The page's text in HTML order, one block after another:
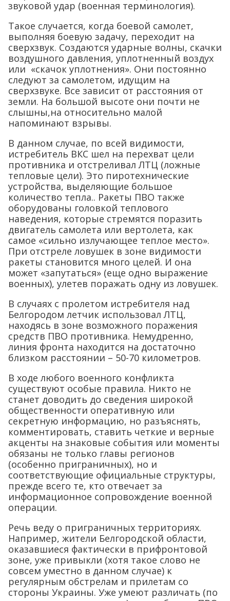
звуковой удар (военная терминология).
Такое случается, когда боевой самолет,
выполняя боевую задачу, переходит на
сверхзвук. Создаются ударные волны, скачки
воздушного давления, уплотненный воздух
или «скачок уплотнения». Они постоянно
следуют за самолетом, идущим на
сверхзвуке. Все зависит от расстояния от
земли. На большой высоте они почти не
слышны,на относительно малой
напоминают взрывы.
В данном случае, по всей видимости,
истребитель ВКС шел на перехват цели
противника и отстреливал ЛТЦ (ложные
тепловые цели). Это пиротехнические
устройства, выделяющие большое
количество тепла.. Ракеты ПВО также
оборудованы головкой теплового
наведения, которые стремятся поразить
двигатель самолета или вертолета, как
самое «сильно излучающее теплое место».
При отстреле ловушек в зоне видимости
ракеты становится много целей. И она
может «запутаться» (еще одно выражение
военных), улетев поражать одну из ловушек.
В случаях с пролетом истребителя над
Белгородом летчик использовал ЛТЦ,
находясь в зоне возможного поражения
средств ПВО противника. Немудренно,
линия фронта находится на достаточно
близком расстоянии – 50-70 километров.
В ходе любого военного конфликта
существуют особые правила. Никто не
станет доводить до сведения широкой
общественности оперативную или
секретную информацию, но разъяснять,
комментировать, ставить четкие и верные
акценты на знаковые события или моменты
обязаны не только главы регионов
(особенно приграничных), но и
соответствующие официальные структуры,
прежде всего те, кто отвечает за
информационное сопровождение военной
операции.
Речь веду о приграничных территориях.
Например, жители Белгородской области,
оказавшиеся фактически в прифронтовой
зоне, уже привыкли (хотя такое слово не
совсем уместно в данном случае) к
регулярным обстрелам и прилетам со
стороны Украины. Уже умеют различать (по